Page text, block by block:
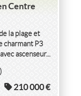
Centre
la plage et
charmant P3
ascenseur...
210 000 €